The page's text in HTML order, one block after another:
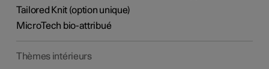
Tailored Knit (option unique)
MicroTech bio-attribué
Thèmes intérieurs